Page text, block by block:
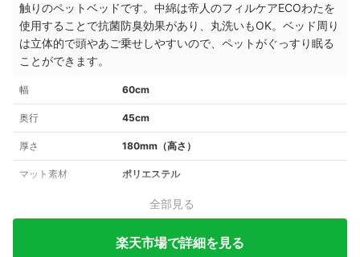
触りのペットベッドです。 中綿は帝人のフィルケアECOわたを
使用することで抗菌防臭効果があり、 丸洗いもOK。 ベッド周り
は立体的で頭やあご乗せしやすいので、ペットがぐっすり眠る
ことができます。
幅 60cm
奥行 45cm
厚さ 180mm（高さ）
マット素材 ポリエステル
全部見る
楽天市場で詳細を見る